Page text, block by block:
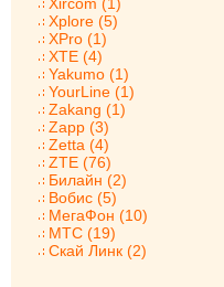
Xplore (5)
XPro (1)
XTE (4)
Yakumo (1)
YourLine (1)
Zakang (1)
Zapp (3)
Zetta (4)
ZTE (76)
Билайн (2)
Вобис (5)
МегаФон (10)
МТС (19)
Скай Линк (2)